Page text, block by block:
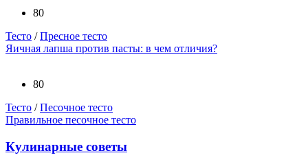
80
Тесто /Пресное тесто
Яичная лапша против пасты: в чем отличия?
80
Тесто /Песочное тесто
Правильное песочное тесто
Кулинарные советы